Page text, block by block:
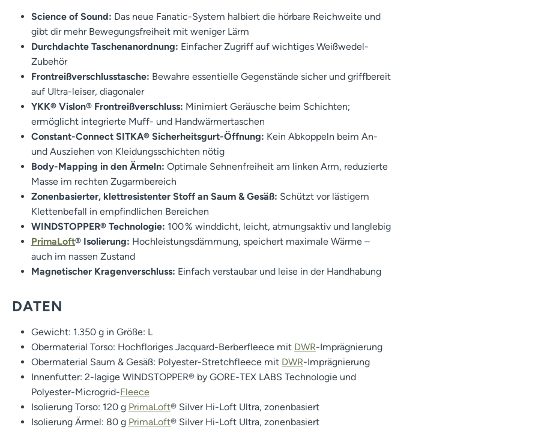
Science of Sound: Das neue Fanatic-System halbiert die hörbare Reichweite und
gibt dir mehr Bewegungsfreiheit mit weniger Lärm
Durchdachte Taschenanordnung: Einfacher Zugriff auf wichtiges Weißwedel-
Zubehör
Frontreißverschlusstasche: Bewahre essentielle Gegenstände sicher und griffbereit
auf Ultra-leiser, diagonaler
YKK® Vislon® Frontreißverschluss: Minimiert Geräusche beim Schichten;
ermöglicht integrierte Muff- und Handwärmertaschen
Constant-Connect SITKA® Sicherheitsgurt-Öffnung: Kein Abkoppeln beim An-
und Ausziehen von Kleidungsschichten nötig
Body-Mapping in den Ärmeln: Optimale Sehnenfreiheit am linken Arm, reduzierte
Masse im rechten Zugarmbereich
Zonenbasierter, klettresistenter Stoff an Saum & Gesäß: Schützt vor lästigem
Klettenbefall in empfindlichen Bereichen
WINDSTOPPER® Technologie: 100 % winddicht, leicht, atmungsaktiv und langlebig
PrimaLoft® Isolierung: Hochleistungsdämmung, speichert maximale Wärme –
auch im nassen Zustand
Magnetischer Kragenverschluss: Einfach verstaubar und leise in der Handhabung
DATEN
Gewicht: 1.350 g in Größe: L
Obermaterial Torso: Hochfloriges Jacquard-Berberfleece mit DWR-Imprägnierung
Obermaterial Saum & Gesäß: Polyester-Stretchfleece mit DWR-Imprägnierung
Innenfutter: 2-lagige WINDSTOPPER® by GORE-TEX LABS Technologie und
Polyester-Microgrid-Fleece
Isolierung Torso: 120 g PrimaLoft® Silver Hi-Loft Ultra, zonenbasiert
Isolierung Ärmel: 80 g PrimaLoft® Silver Hi-Loft Ultra, zonenbasiert